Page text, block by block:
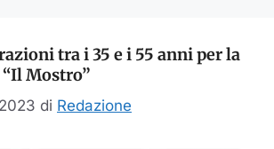
tra i 35 e i 55 anni per la
Mostro”
di Redazione